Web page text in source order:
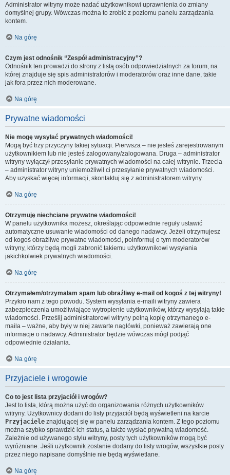
Administrator witryny może nadać użytkownikowi uprawnienia do zmiany
domyślnej grupy. Wówczas można to zrobić z poziomu panelu zarządzania
kontem.
Na górę
Czym jest odnośnik “Zespół administracyjny”?
Odnośnik ten prowadzi do strony z listą osób odpowiedzialnych za forum, na
której znajduje się spis administratorów i moderatorów oraz inne dane, takie
jak fora przez nich moderowane.
Na górę
Prywatne wiadomości
Nie mogę wysyłać prywatnych wiadomości!
Mogą być trzy przyczyny takiej sytuacji. Pierwsza – nie jesteś zarejestrowanym
użytkownikiem lub nie jesteś zalogowany/zalogowana. Druga – administrator
witryny wyłączył przesyłanie prywatnych wiadomości na całej witrynie. Trzecia
– administrator witryny uniemożliwił ci przesyłanie prywatnych wiadomości.
Aby uzyskać więcej informacji, skontaktuj się z administratorem witryny.
Na górę
Otrzymuję niechciane prywatne wiadomości!
W panelu użytkownika możesz, określając odpowiednie reguły ustawić
automatyczne usuwanie wiadomości od danego nadawcy. Jeżeli otrzymujesz
od kogoś obraźliwe prywatne wiadomości, poinformuj o tym moderatorów
witryny, którzy będą mogli zabronić takiemu użytkownikowi wysyłania
jakichkolwiek prywatnych wiadomości.
Na górę
Otrzymałem/otrzymałam spam lub obraźliwy e-mail od kogoś z tej witryny!
Przykro nam z tego powodu. System wysyłania e-maili witryny zawiera
zabezpieczenia umożliwiające wytropienie użytkowników, którzy wysyłają takie
wiadomości. Prześlij administratorowi witryny pełną kopię otrzymanego e-
maila – ważne, aby były w niej zawarte nagłówki, ponieważ zawierają one
informacje o nadawcy. Administrator będzie wówczas mógł podjąć
odpowiednie działania.
Na górę
Przyjaciele i wrogowie
Co to jest lista przyjaciół i wrogów?
Jest to lista, którą można użyć do organizowania różnych użytkowników
witryny. Użytkownicy dodani do listy przyjaciół będą wyświetleni na karcie
Przyjaciele znajdującej się w panelu zarządzania kontem. Z tego poziomu
można szybko sprawdzić ich status, a także wysłać prywatną wiadomość.
Zależnie od używanego stylu witryny, posty tych użytkowników mogą być
wyróżniane. Jeśli użytkownik zostanie dodany do listy wrogów, wszystkie posty
przez niego napisane domyślnie nie będą wyświetlane.
Na górę